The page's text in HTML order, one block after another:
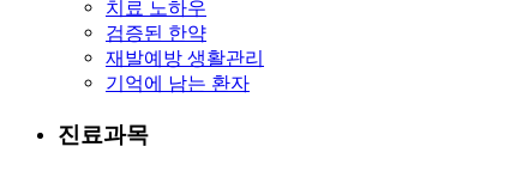
치료 노하우
검증된 한약
재발예방 생활관리
기억에 남는 환자
진료과목